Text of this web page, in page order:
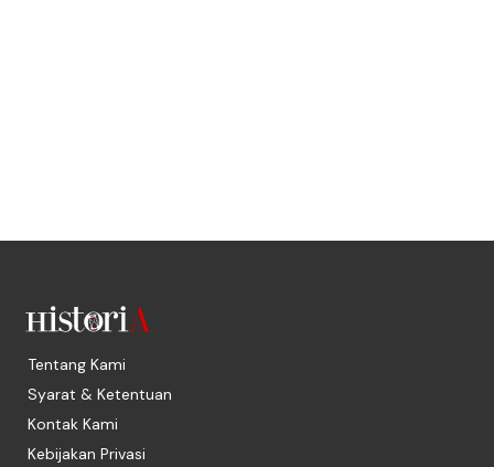
Tentang Kami
Syarat & Ketentuan
Kontak Kami
Kebijakan Privasi